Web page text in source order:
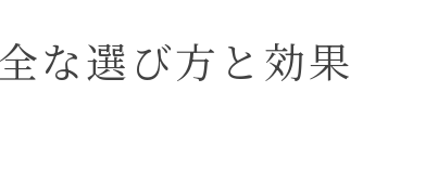
局で手に入る人気サプリの選び方
アップサプリの効果を最大化するコツ
な選び方と効果